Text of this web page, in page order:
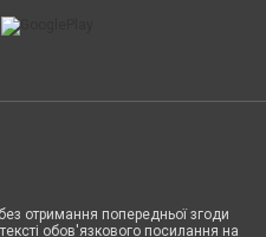
отримання попередньої згоди
обов'язкового посилання на